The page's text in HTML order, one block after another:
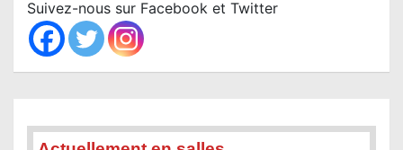
h
Suivez-nous sur Facebook et Twitter